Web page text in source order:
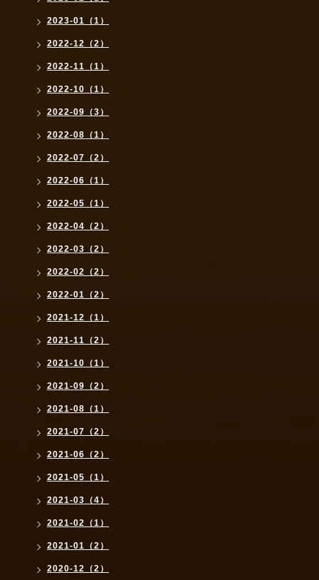
2023-01（1）
2022-12（2）
2022-11（1）
2022-10（1）
2022-09（3）
2022-08（1）
2022-07（2）
2022-06（1）
2022-05（1）
2022-04（2）
2022-03（2）
2022-02（2）
2022-01（2）
2021-12（1）
2021-11（2）
2021-10（1）
2021-09（2）
2021-08（1）
2021-07（2）
2021-06（2）
2021-05（1）
2021-03（4）
2021-02（1）
2021-01（2）
2020-12（2）